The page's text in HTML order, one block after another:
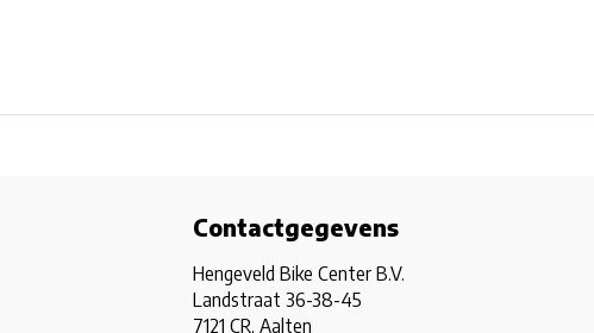
Contactgegevens
Hengeveld Bike Center B.V.
Landstraat 36-38-45
7121 CR, Aalten